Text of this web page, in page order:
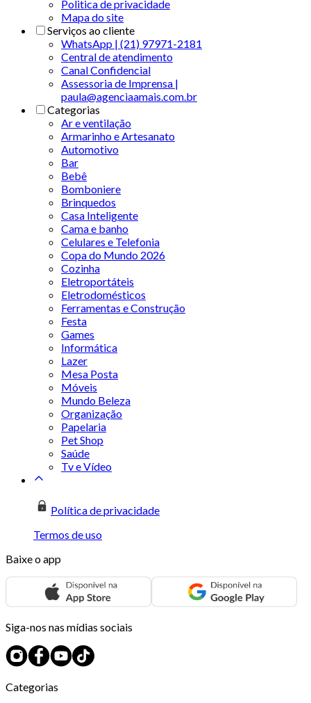
Politica de privacidade
Mapa do site
Serviços ao cliente
WhatsApp | (21) 97971-2181
Central de atendimento
Canal Confidencial
Assessoria de Imprensa |
paula@agenciaamais.com.br
Categorias
Ar e ventilação
Armarinho e Artesanato
Automotivo
Bar
Bebê
Bomboniere
Brinquedos
Casa Inteligente
Cama e banho
Celulares e Telefonia
Copa do Mundo 2026
Cozinha
Eletroportáteis
Eletrodomésticos
Ferramentas e Construção
Festa
Games
Informática
Lazer
Mesa Posta
Móveis
Mundo Beleza
Organização
Papelaria
Pet Shop
Saúde
Tv e Vídeo
Política de privacidade
Termos de uso
Baixe o app
Siga-nos nas mídias sociais
Categorias